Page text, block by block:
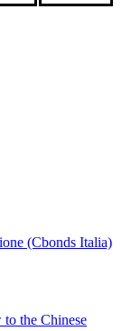
(Cbonds Italia)
the Chinese